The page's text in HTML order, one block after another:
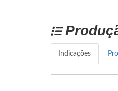
Indicações